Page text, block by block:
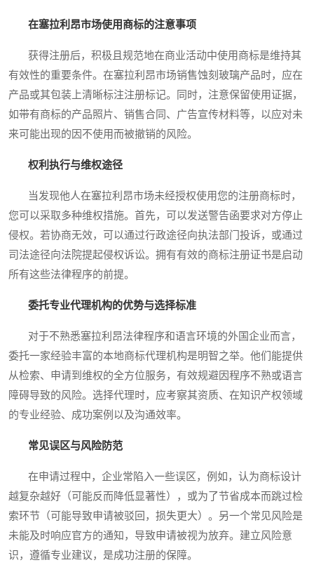
在塞拉利昂市场使用商标的注意事项
获得注册后，积极且规范地在商业活动中使用商标是维持其
有效性的重要条件。在塞拉利昂市场销售蚀刻玻璃产品时，应在
产品或其包装上清晰标注注册标记。同时，注意保留使用证据，
如带有商标的产品照片、销售合同、广告宣传材料等，以应对未
来可能出现的因不使用而被撤销的风险。
权利执行与维权途径
当发现他人在塞拉利昂市场未经授权使用您的注册商标时，
您可以采取多种维权措施。首先，可以发送警告函要求对方停止
侵权。若协商无效，可以通过行政途径向执法部门投诉，或通过
司法途径向法院提起侵权诉讼。拥有有效的商标注册证书是启动
所有这些法律程序的前提。
委托专业代理机构的优势与选择标准
对于不熟悉塞拉利昂法律程序和语言环境的外国企业而言，
委托一家经验丰富的本地商标代理机构是明智之举。他们能提供
从检索、申请到维权的全方位服务，有效规避因程序不熟或语言
障碍导致的风险。选择代理时，应考察其资质、在知识产权领域
的专业经验、成功案例以及沟通效率。
常见误区与风险防范
在申请过程中，企业常陷入一些误区，例如，认为商标设计
越复杂越好（可能反而降低显著性），或为了节省成本而跳过检
索环节（可能导致申请被驳回，损失更大）。另一个常见风险是
未能及时响应官方的通知，导致申请被视为放弃。建立风险意
识，遵循专业建议，是成功注册的保障。